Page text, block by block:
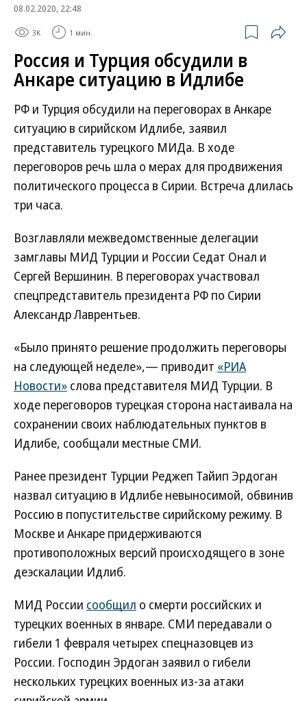
08.02.2020, 22:48
3K 1 мин.
Россия и Турция обсудили в
Анкаре ситуацию в Идлибе
РФ и Турция обсудили на переговорах в Анкаре
ситуацию в сирийском Идлибе, заявил
представитель турецкого МИДа. В ходе
переговоров речь шла о мерах для продвижения
политического процесса в Сирии. Встреча длилась
три часа.
Возглавляли межведомственные делегации
замглавы МИД Турции и России Седат Онал и
Сергей Вершинин. В переговорах участвовал
спецпредставитель президента РФ по Сирии
Александр Лаврентьев.
«Было принято решение продолжить переговоры
на следующей неделе»,— приводит «РИА
Новости» слова представителя МИД Турции. В
ходе переговоров турецкая сторона настаивала на
сохранении своих наблюдательных пунктов в
Идлибе, сообщали местные СМИ.
Ранее президент Турции Реджеп Тайип Эрдоган
назвал ситуацию в Идлибе невыносимой, обвинив
Россию в попустительстве сирийскому режиму. В
Москве и Анкаре придерживаются
противоположных версий происходящего в зоне
деэскалации Идлиб.
МИД России сообщил о смерти российских и
турецких военных в январе. СМИ передавали о
гибели 1 февраля четырех спецназовцев из
России. Господин Эрдоган заявил о гибели
нескольких турецких военных из-за атаки